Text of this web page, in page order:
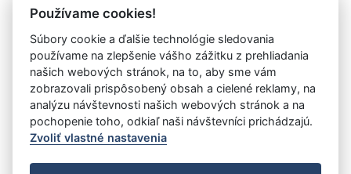
Návrat späť
Vystavil:Banskobystrický samosprávny kraj
Úrad vlády SR - Všetky práva vyhradené
Používame cookies!
Súbory cookie a ďalšie technológie sledovania
používame na zlepšenie vášho zážitku z prehliadania
našich webových stránok, na to, aby sme vám
zobrazovali prispôsobený obsah a cielené reklamy, na
analýzu návštevnosti našich webových stránok a na
pochopenie toho, odkiaľ naši návštevníci prichádzajú.
Zvoliť vlastné nastavenia